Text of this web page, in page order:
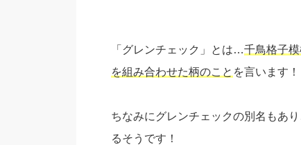
「グレンチェック」とは…千鳥格子
を組み合わせた柄のこと を言います！
ちなみにグレンチェックの別名もあ
るそうです！